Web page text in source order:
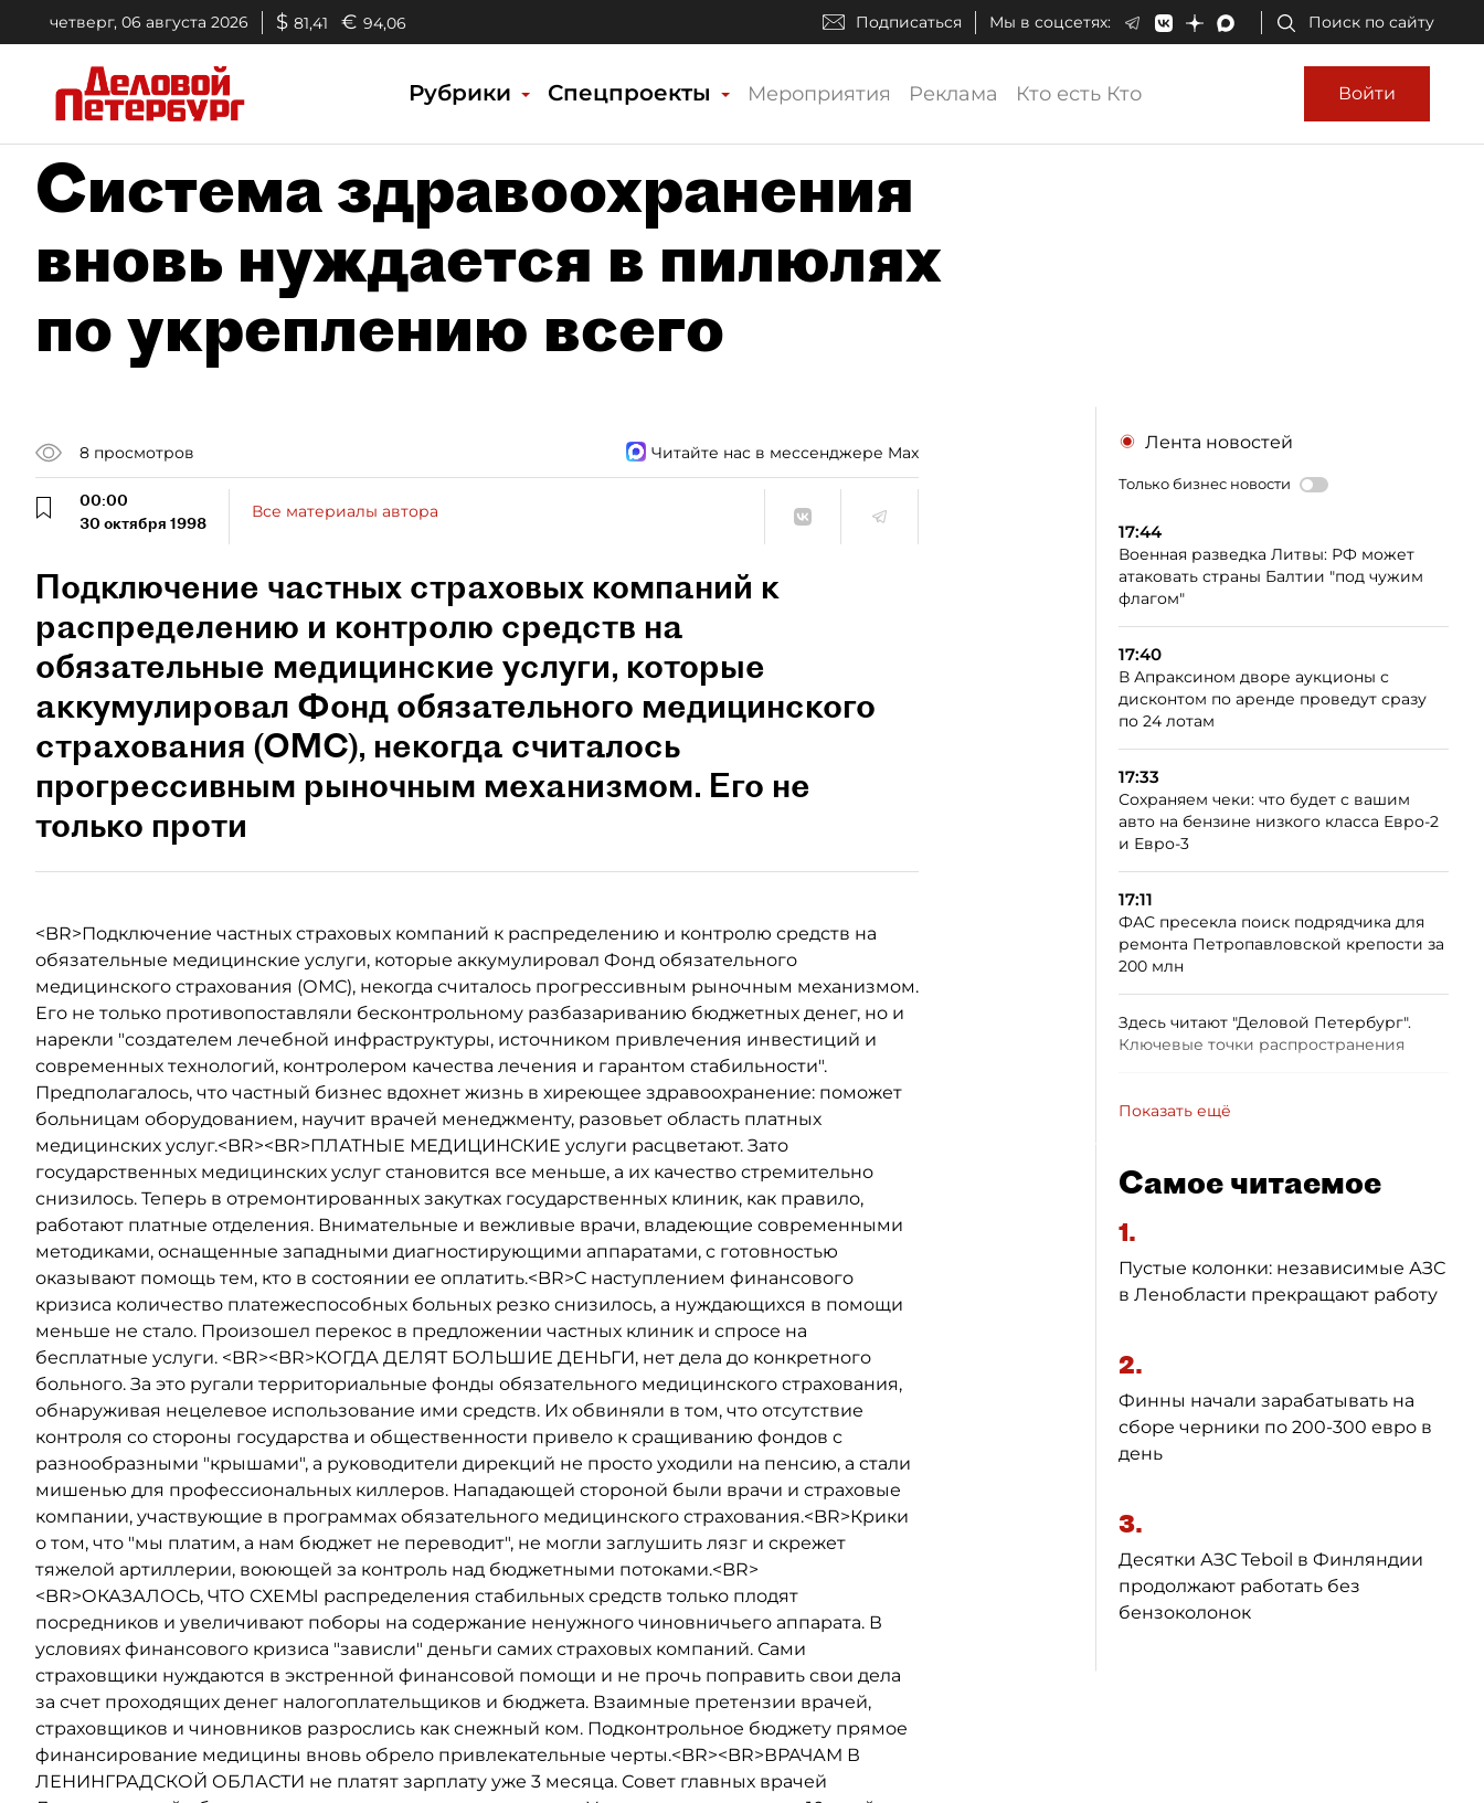
четверг, 06 августа 2026 $ 81,41 € 94,06 Подписаться Мы в соцсетях: Поиск по сайту
Рубрики Спецпроекты Мероприятия Реклама Кто есть Кто Войти
Система здравоохранения
вновь нуждается в пилюлях
по укреплению всего
8 просмотров Читайте нас в мессенджере Max
00:00
30 октября 1998
Все материалы автора
Подключение частных страховых компаний к
распределению и контролю средств на
обязательные медицинские услуги, которые
аккумулировал Фонд обязательного медицинского
страхования (ОМС), некогда считалось
прогрессивным рыночным механизмом. Его не
только проти
<BR>Подключение частных страховых компаний к распределению и контролю средств на
обязательные медицинские услуги, которые аккумулировал Фонд обязательного
медицинского страхования (ОМС), некогда считалось прогрессивным рыночным механизмом.
Его не только противопоставляли бесконтрольному разбазариванию бюджетных денег, но и
нарекли "создателем лечебной инфраструктуры, источником привлечения инвестиций и
современных технологий, контролером качества лечения и гарантом стабильности".
Предполагалось, что частный бизнес вдохнет жизнь в хиреющее здравоохранение: поможет
больницам оборудованием, научит врачей менеджменту, разовьет область платных
медицинских услуг.<BR><BR>ПЛАТНЫЕ МЕДИЦИНСКИЕ услуги расцветают. Зато
государственных медицинских услуг становится все меньше, а их качество стремительно
снизилось. Теперь в отремонтированных закутках государственных клиник, как правило,
работают платные отделения. Внимательные и вежливые врачи, владеющие современными
методиками, оснащенные западными диагностирующими аппаратами, с готовностью
оказывают помощь тем, кто в состоянии ее оплатить.<BR>С наступлением финансового
кризиса количество платежеспособных больных резко снизилось, а нуждающихся в помощи
меньше не стало. Произошел перекос в предложении частных клиник и спросе на
бесплатные услуги. <BR><BR>КОГДА ДЕЛЯТ БОЛЬШИЕ ДЕНЬГИ, нет дела до конкретного
больного. За это ругали территориальные фонды обязательного медицинского страхования,
обнаруживая нецелевое использование ими средств. Их обвиняли в том, что отсутствие
контроля со стороны государства и общественности привело к сращиванию фондов с
разнообразными "крышами", а руководители дирекций не просто уходили на пенсию, а стали
мишенью для профессиональных киллеров. Нападающей стороной были врачи и страховые
компании, участвующие в программах обязательного медицинского страхования.<BR>Крики
о том, что "мы платим, а нам бюджет не переводит", не могли заглушить лязг и скрежет
тяжелой артиллерии, воюющей за контроль над бюджетными потоками.<BR>
<BR>ОКАЗАЛОСЬ, ЧТО СХЕМЫ распределения стабильных средств только плодят
посредников и увеличивают поборы на содержание ненужного чиновничьего аппарата. В
условиях финансового кризиса "зависли" деньги самих страховых компаний. Сами
страховщики нуждаются в экстренной финансовой помощи и не прочь поправить свои дела
за счет проходящих денег налогоплательщиков и бюджета. Взаимные претензии врачей,
страховщиков и чиновников разрослись как снежный ком. Подконтрольное бюджету прямое
финансирование медицины вновь обрело привлекательные черты.<BR><BR>ВРАЧАМ В
ЛЕНИНГРАДСКОЙ ОБЛАСТИ не платят зарплату уже 3 месяца. Совет главных врачей
Лента новостей
Только бизнес новости
17:44
Военная разведка Литвы: РФ может
атаковать страны Балтии "под чужим
флагом"
17:40
В Апраксином дворе аукционы с
дисконтом по аренде проведут сразу
по 24 лотам
17:33
Сохраняем чеки: что будет с вашим
авто на бензине низкого класса Евро-2
и Евро-3
17:11
ФАС пресекла поиск подрядчика для
ремонта Петропавловской крепости за
200 млн
Здесь читают "Деловой Петербург".
Ключевые точки распространения
Показать ещё
Самое читаемое
1.
Пустые колонки: независимые АЗС
в Ленобласти прекращают работу
2.
Финны начали зарабатывать на
сборе черники по 200-300 евро в
день
3.
Десятки АЗС Teboil в Финляндии
продолжают работать без
бензоколонок